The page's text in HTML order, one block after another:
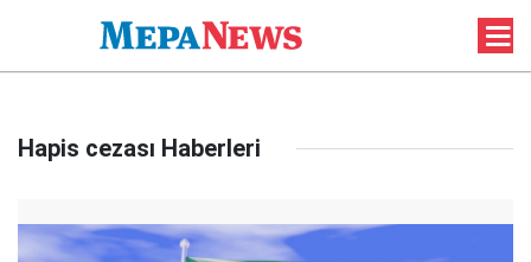
Hapis cezası Haberleri